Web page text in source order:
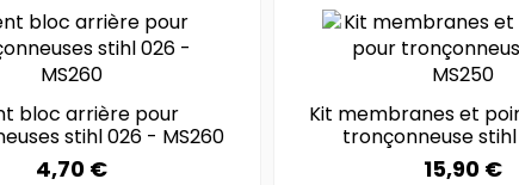
bloc arrière pour
stihl 026 - MS260
4,70 €
Kit membranes et
tronçonneuse stihl
15,90 €